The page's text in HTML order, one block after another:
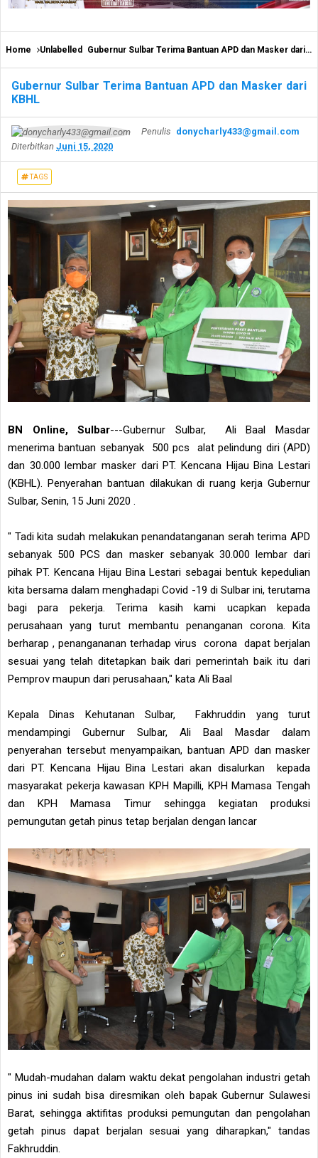
Home Unlabelled Gubernur Sulbar Terima Bantuan APD dan Masker dari KBHL
Gubernur Sulbar Terima Bantuan APD dan Masker dari
KBHL
Penulis donycharly433@gmail.com
Diterbitkan Juni 15, 2020
TAGS
BN Online, Sulbar---Gubernur Sulbar, Ali Baal Masdar
menerima bantuan sebanyak 500 pcs alat pelindung diri (APD)
dan 30.000 lembar masker dari PT. Kencana Hijau Bina Lestari
(KBHL). Penyerahan bantuan dilakukan di ruang kerja Gubernur
Sulbar, Senin, 15 Juni 2020 .
" Tadi kita sudah melakukan penandatanganan serah terima APD
sebanyak 500 PCS dan masker sebanyak 30.000 lembar dari
pihak PT. Kencana Hijau Bina Lestari sebagai bentuk kepedulian
kita bersama dalam menghadapi Covid -19 di Sulbar ini, terutama
bagi para pekerja. Terima kasih kami ucapkan kepada
perusahaan yang turut membantu penanganan corona. Kita
berharap , penangananan terhadap virus corona dapat berjalan
sesuai yang telah ditetapkan baik dari pemerintah baik itu dari
Pemprov maupun dari perusahaan," kata Ali Baal
Kepala Dinas Kehutanan Sulbar, Fakhruddin yang turut
mendampingi Gubernur Sulbar, Ali Baal Masdar dalam
penyerahan tersebut menyampaikan, bantuan APD dan masker
dari PT. Kencana Hijau Bina Lestari akan disalurkan kepada
masyarakat pekerja kawasan KPH Mapilli, KPH Mamasa Tengah
dan KPH Mamasa Timur sehingga kegiatan produksi
pemungutan getah pinus tetap berjalan dengan lancar
" Mudah-mudahan dalam waktu dekat pengolahan industri getah
pinus ini sudah bisa diresmikan oleh bapak Gubernur Sulawesi
Barat, sehingga aktifitas produksi pemungutan dan pengolahan
getah pinus dapat berjalan sesuai yang diharapkan," tandas
Fakhruddin.